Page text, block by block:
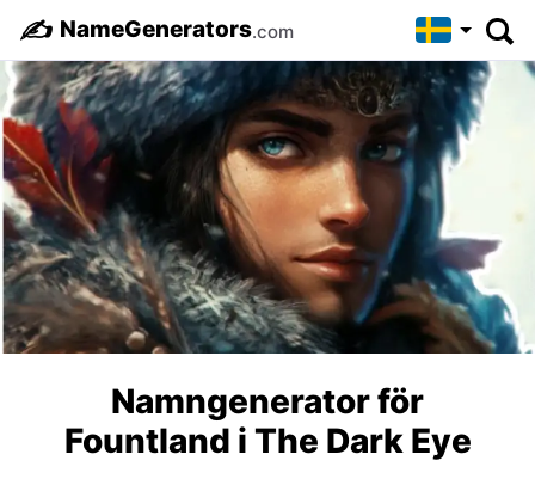
✍️ NameGenerators.com
Namngenerator för
Fountland i The Dark Eye